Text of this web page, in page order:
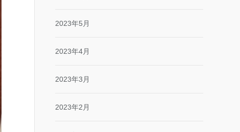
2023年5月
2023年4月
2023年3月
2023年2月